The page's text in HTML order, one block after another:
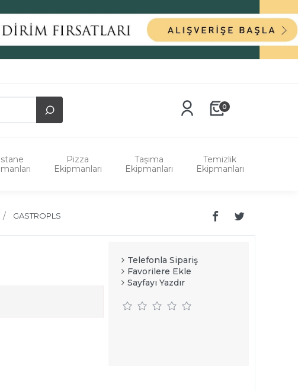
0
Pizza
Ekipmanları
Taşıma
Ekipmanları
Temizlik
Ekipmanları
GASTROPLS
Telefonla Sipariş
Favorilere Ekle
Sayfayı Yazdır